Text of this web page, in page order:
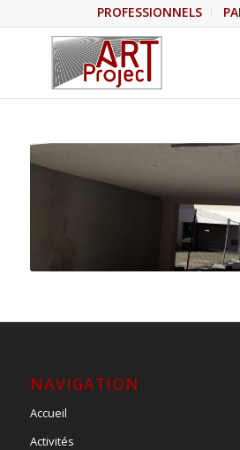
PROFESSIONNELS
NAVIGATION
Accueil
Activités